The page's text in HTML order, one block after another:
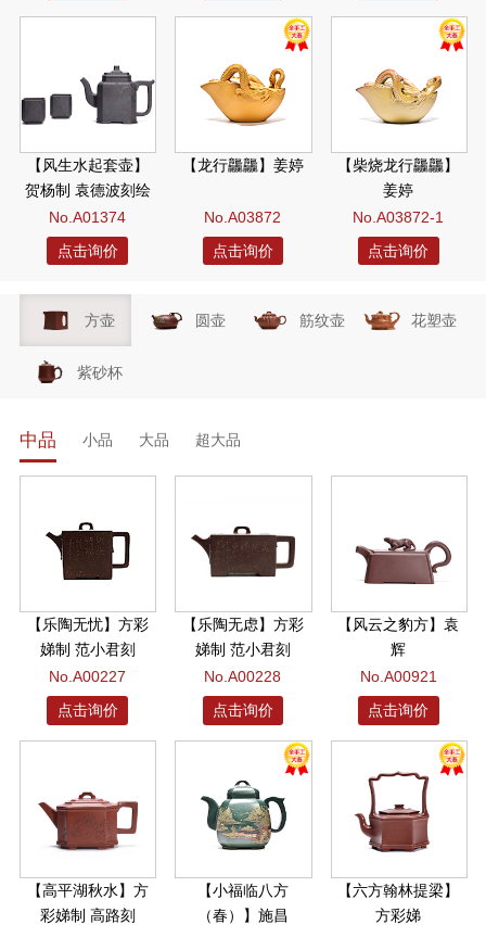
【风生水起套壶】
贺杨制 袁德波刻绘
No.A01374
点击询价
【龙行龘龘】姜婷
No.A03872
点击询价
【柴烧龙行龘龘】
姜婷
No.A03872-1
点击询价
方壶 圆壶 筋纹壶 花塑壶
紫砂杯
中品 小品 大品 超大品
【乐陶无忧】方彩
娣制 范小君刻
No.A00227
点击询价
【乐陶无虑】方彩
娣制 范小君刻
No.A00228
点击询价
【风云之豹方】袁
辉
No.A00921
点击询价
【高平湖秋水】方
彩娣制 高路刻
【小福临八方
（春）】施昌
【六方翰林提梁】
方彩娣